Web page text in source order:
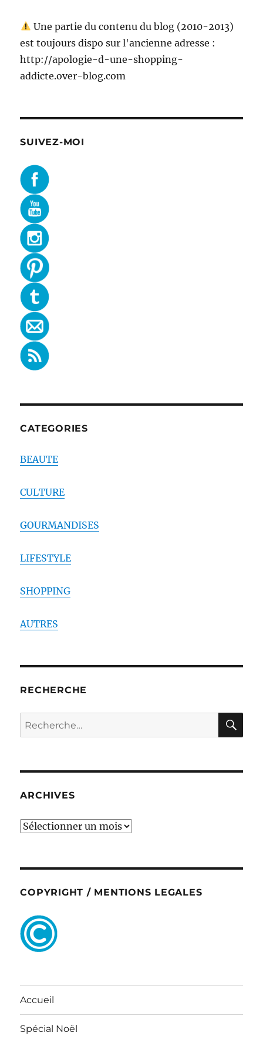
Une partie du contenu du blog (2010-2013)
est toujours dispo sur l'ancienne adresse :
http://apologie-d-une-shopping-
addicte.over-blog.com
SUIVEZ-MOI
CATEGORIES
BEAUTE
CULTURE
GOURMANDISES
LIFESTYLE
SHOPPING
AUTRES
RECHERCHE
Recherche
pour :
ARCHIVES
ARCHIVES
COPYRIGHT / MENTIONS LEGALES
Accueil
Spécial Noël